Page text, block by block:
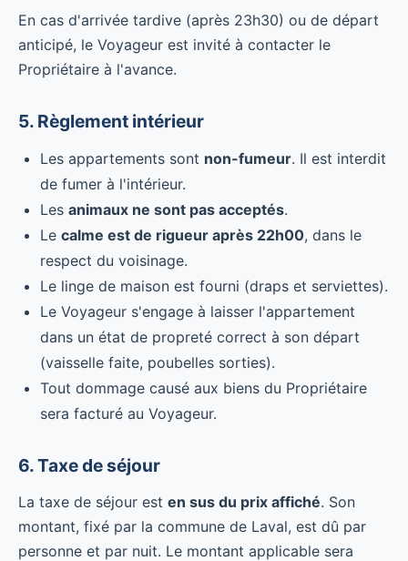
En cas d'arrivée tardive (après 23h30) ou de départ
anticipé, le Voyageur est invité à contacter le
Propriétaire à l'avance.
5. Règlement intérieur
Les appartements sont non-fumeur. Il est interdit
de fumer à l'intérieur.
Les animaux ne sont pas acceptés.
Le calme est de rigueur après 22h00, dans le
respect du voisinage.
Le linge de maison est fourni (draps et serviettes).
Le Voyageur s'engage à laisser l'appartement
dans un état de propreté correct à son départ
(vaisselle faite, poubelles sorties).
Tout dommage causé aux biens du Propriétaire
sera facturé au Voyageur.
6. Taxe de séjour
La taxe de séjour est en sus du prix affiché. Son
montant, fixé par la commune de Laval, est dû par
personne et par nuit. Le montant applicable sera